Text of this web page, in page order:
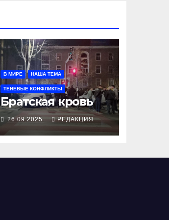
В МИРЕ НАША ТЕМА
ТЕНЕВЫЕ КОНФЛИКТЫ
Братская кровь
26.09.2025 РЕДАКЦИЯ